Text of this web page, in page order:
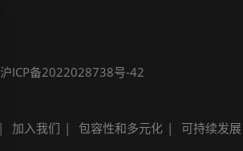
沪ICP备2022028738号-42
加入我们 包容性和多元化 可持续发展